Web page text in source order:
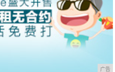
广告